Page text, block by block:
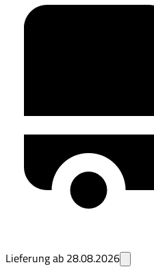
Lieferung ab 28.08.2026